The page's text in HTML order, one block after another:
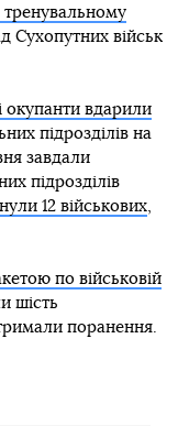
Сухопутних військ
окупанти вдарили
підрозділів на
завдали
підрозділів
12 військових,
по військовій
шість
поранення.